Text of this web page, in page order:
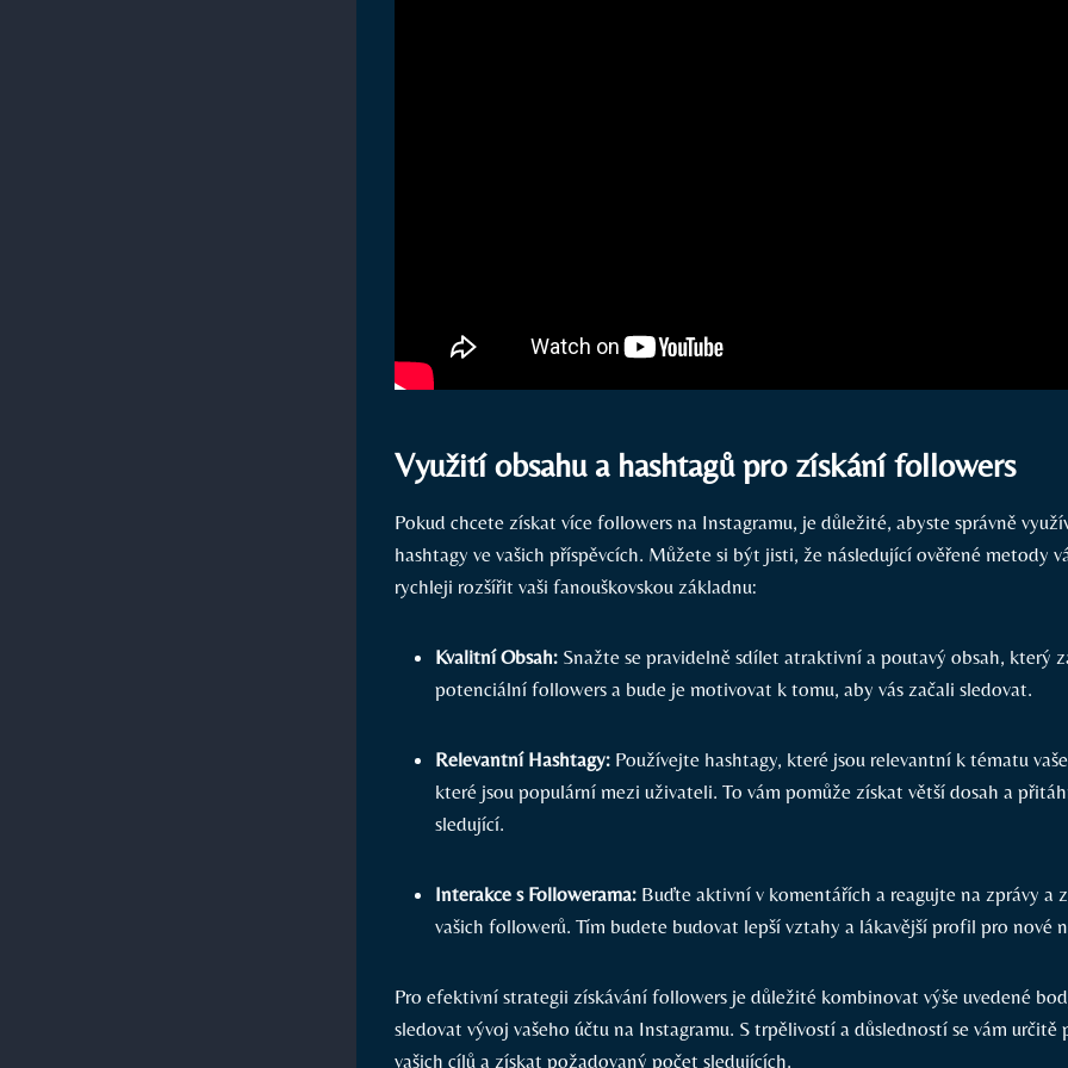
Využití obsahu a hashtagů pro získání followers
Pokud chcete získat více followers na Instagramu, je důležité, abyste správně
hashtagy ve vašich příspěvcích. Můžete si být jisti, že následující ověřené metody
rychleji rozšířit vaši fanouškovskou základnu:
Kvalitní Obsah: Snažte se pravidelně sdílet atraktivní a poutavý obsah, který
potenciální followers a bude je motivovat k tomu, aby vás začali sledovat.
Relevantní Hashtagy: Používejte hashtagy, které jsou relevantní k tématu
které jsou populární mezi uživateli. To vám pomůže získat větší dosah a
sledující.
Interakce s Followerama: Buďte aktivní v komentářích a reagujte na zprávy a
vašich followerů. Tím budete budovat lepší vztahy a lákavější profil pro nové
Pro efektivní strategii získávání followers je důležité kombinovat výše uvedené
sledovat vývoj vašeho účtu na Instagramu. S trpělivostí a důsledností se vám určitě
vašich cílů a získat požadovaný počet sledujících.